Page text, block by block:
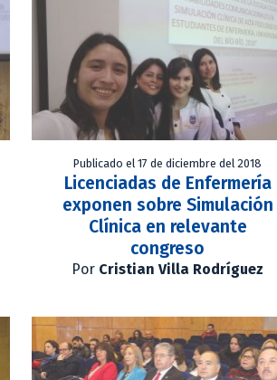
Publicado el 17 de diciembre del 2018
Licenciadas de Enfermería
exponen sobre Simulación
Clínica en relevante
congreso
Por Cristian Villa Rodríguez